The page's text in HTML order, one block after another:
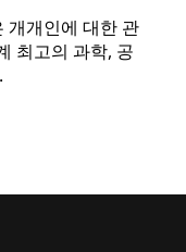
개개인에 대한 관
최고의 과학, 공